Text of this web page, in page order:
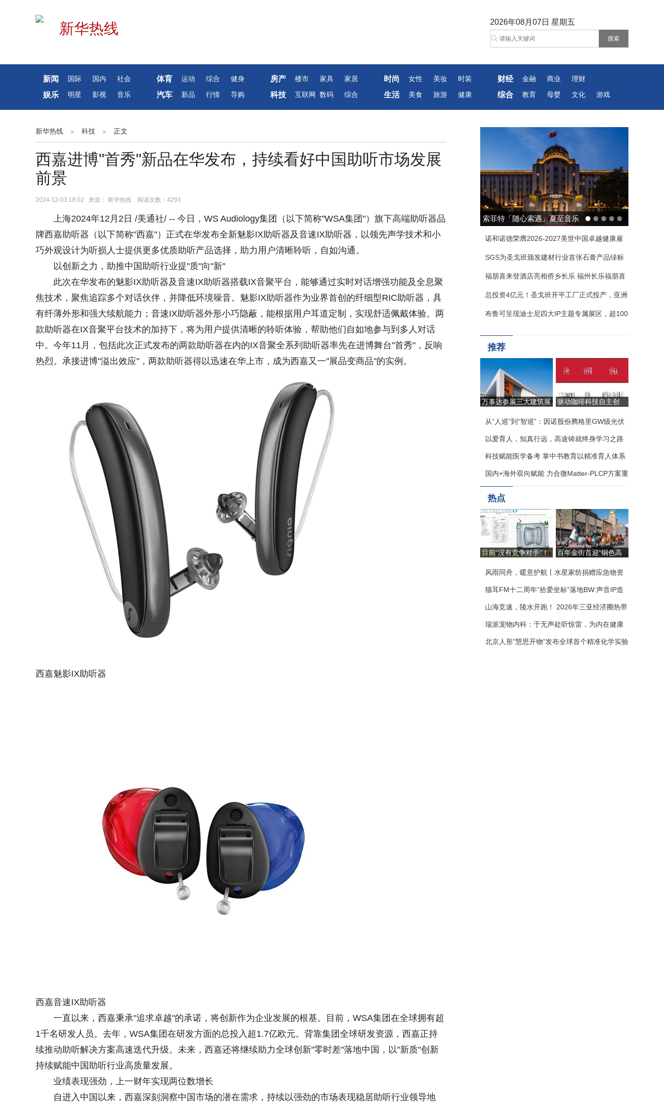
2026年08月07日 星期五
新闻 国际 国内 社会 体育 运动 综合 健身 房产 楼市 家具 家居 时尚 女性 美妆 时装 财经 金融 商业 理财
娱乐 明星 影视 音乐 汽车 新品 行情 导购 科技 互联网 数码 综合 生活 美食 旅游 健康 综合 教育 母婴 文化 游戏
新华热线 科技 正文
西嘉进博"首秀"新品在华发布，持续看好中国助听市场发展
前景
2024-12-03 18:02 来源： 新华热线 阅读次数：4293
上海2024年12月2日 /美通社/ -- 今日，WS Audiology集团（以下简称"WSA集团"）旗下高端助听器品
牌西嘉助听器（以下简称"西嘉"）正式在华发布全新魅影IX助听器及音速IX助听器，以领先声学技术和小
巧外观设计为听损人士提供更多优质助听产品选择，助力用户清晰聆听，自如沟通。
以创新之力，助推中国助听行业提"质"向"新"
此次在华发布的魅影IX助听器及音速IX助听器搭载IX音聚平台，能够通过实时对话增强功能及全息聚
焦技术，聚焦追踪多个对话伙伴，并降低环境噪音。魅影IX助听器作为业界首创的纤细型RIC助听器，具
有纤薄外形和强大续航能力；音速IX助听器外形小巧隐蔽，能根据用户耳道定制，实现舒适佩戴体验。两
款助听器在IX音聚平台技术的加持下，将为用户提供清晰的聆听体验，帮助他们自如地参与到多人对话
中。今年11月，包括此次正式发布的两款助听器在内的IX音聚全系列助听器率先在进博舞台"首秀"，反响
热烈。承接进博"溢出效应"，两款助听器得以迅速在华上市，成为西嘉又一"展品变商品"的实例。
西嘉魅影IX助听器
西嘉音速IX助听器
一直以来，西嘉秉承"追求卓越"的承诺，将创新作为企业发展的根基。目前，WSA集团在全球拥有超
1千名研发人员。去年，WSA集团在研发方面的总投入超1.7亿欧元。背靠集团全球研发资源，西嘉正持
续推动助听解决方案高速迭代升级。未来，西嘉还将继续助力全球创新"零时差"落地中国，以"新质"创新
持续赋能中国助听行业高质量发展。
业绩表现强劲，上一财年实现两位数增长
自进入中国以来，西嘉深刻洞察中国市场的潜在需求，持续以强劲的市场表现稳居助听行业领导地
索菲特「随心索遇」夏至音乐
节，乐动多城
中国责任投资论坛夏季峰会召
开 中远海运港口共建韧性可
诺和诺德荣膺2026-2027美世中国卓越健康雇
SGS为圣戈班颁发建材行业首张石膏产品绿标
福朋喜来登酒店亮相侨乡长乐 福州长乐福朋喜
总投资4亿元！圣戈班开平工厂正式投产，亚洲
布鲁可呈现迪士尼四大IP主题专属展区，超100
推荐
万事达参展三大建筑展
从“生产容器”迈向“价值
驱动咖啡科技自主创
获第二十六届中国专利
从“人巡”到“智巡”：因诺股份腾格里GW级光伏
以爱育人，知真行远，高途铸就终身学习之路
科技赋能医学备考 掌中书教育以精准育人体系
国内+海外双向赋能 力合微Matter-PLCP方案重
热点
目前“没有竞争对手”！
国产工业软件这回争气
百年金街首迎“铜色高
塑东方审美“北京样本”
风雨同舟，暖意护航丨水星家纺捐赠应急物资
猫耳FM十二周年“拾爱坐标”落地BW:声音IP造
山海竞速，陵水开跑！ 2026年三亚经济圈热带
瑞派宠物内科：于无声处听惊雷，为内在健康
北京人形"慧思开物"发布全球首个精准化学实验